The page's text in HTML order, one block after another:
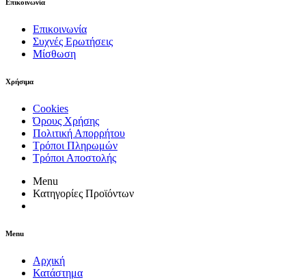
Επικοινωνία
Επικοινωνία
Συχνές Ερωτήσεις
Μίσθωση
Χρήσιμα
Cookies
Όρους Χρήσης
Πολιτική Απορρήτου
Τρόποι Πληρωμών
Τρόποι Αποστολής
Menu
Κατηγορίες Προϊόντων
Menu
Αρχική
Κατάστημα